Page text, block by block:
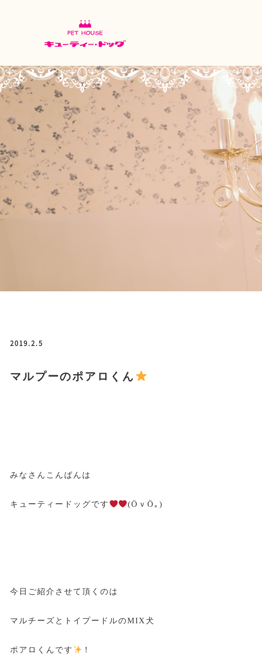
2019.2.5
マルプーのポアロくん
みなさんこんばんは
キューティードッグです (ӦｖӦ｡)
今日ご紹介させて頂くのは
マルチーズとトイプードルのMIX犬
ポアロくんです ！